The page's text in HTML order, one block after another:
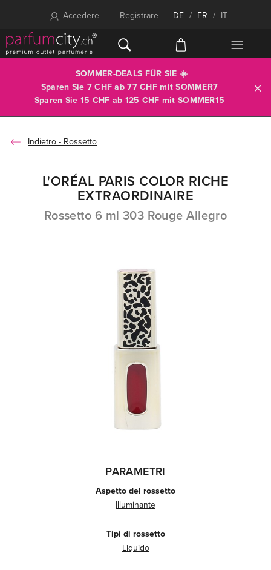
Accedere Registrare DE / FR / IT
SOMMER-DEALS FÜR SIE ☀️
Sparen Sie 7 CHF ab 77 CHF mitSOMMER7
Sparen Sie 15 CHF ab 125 CHF mit SOMMER15
Rossetto
L'ORÉAL PARIS COLOR RICHE
EXTRAORDINAIRE
Rossetto 6 ml 303 Rouge Allegro
PARAMETRI
Aspetto del rossetto
Illuminante
Tipi di rossetto
Liquido